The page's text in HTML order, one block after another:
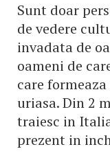
Sunt doar
de vedere
invadata de
oameni de
care
uriasa. Din 2
traiesc in
prezent in